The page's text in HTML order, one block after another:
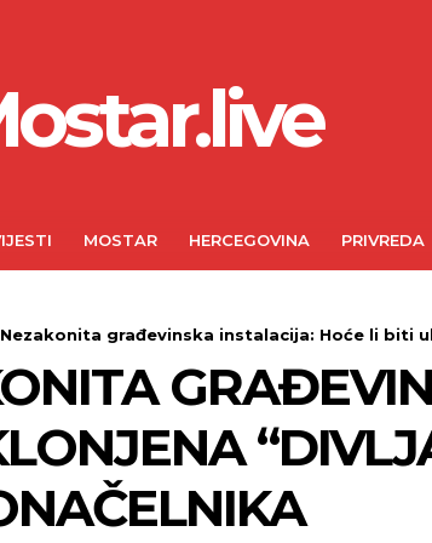
MOSTAR HERCEGOVINA PRIVREDA
Nezakonita građevinska instalacija: Hoće li biti